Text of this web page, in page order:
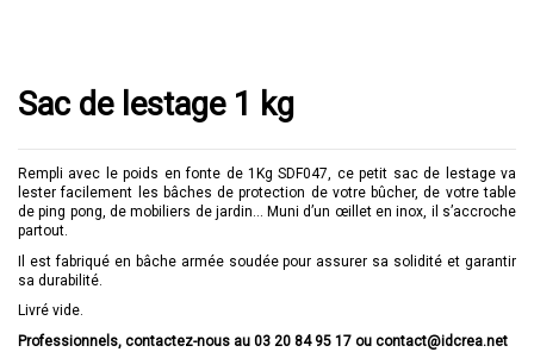
Sac de lestage 1 kg
Rempli avec le poids en fonte de 1Kg SDF047, ce petit sac de lestage va
lester facilement les bâches de protection de votre bûcher, de votre table
de ping pong, de mobiliers de jardin… Muni d’un œillet en inox, il s’accroche
partout.
Il est fabriqué en bâche armée soudée pour assurer sa solidité et garantir
sa durabilité.
Livré vide.
Professionnels, contactez-nous au 03 20 84 95 17 ou contact@idcrea.net